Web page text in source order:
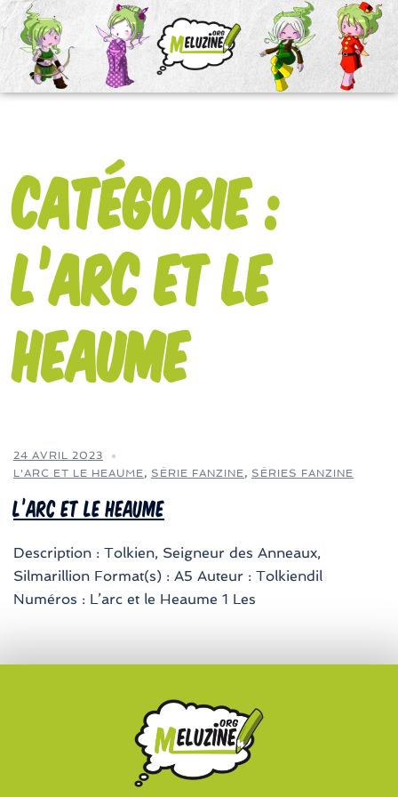
Catégorie :
L’Arc et le
Heaume
24 AVRIL 2023
L'ARC ET LE HEAUME, SÉRIE FANZINE, SÉRIES FANZINE
L’Arc et le Heaume
Description : Tolkien, Seigneur des Anneaux,
Silmarillion Format(s) : A5 Auteur : Tolkiendil
Numéros : L’arc et le Heaume 1 Les